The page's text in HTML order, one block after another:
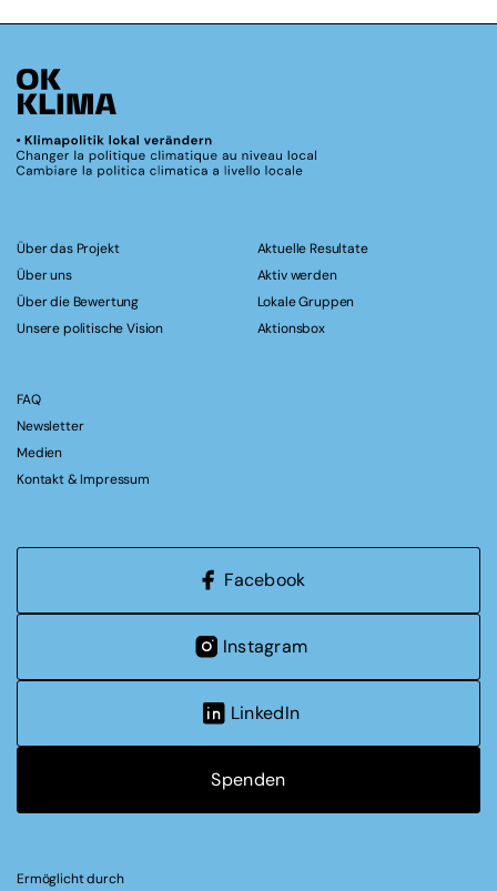
Über das Projekt
Über uns
Über die Bewertung
Unsere politische Vision
Aktuelle Resultate
Aktiv werden
Lokale Gruppen
Aktionsbox
FAQ
Newsletter
Medien
Kontakt & Impressum
Facebook
Instagram
LinkedIn
Spenden
Ermöglicht durch